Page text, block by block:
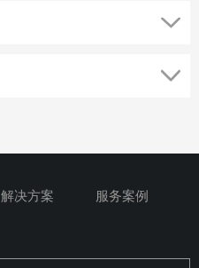
解决方案
服务案例